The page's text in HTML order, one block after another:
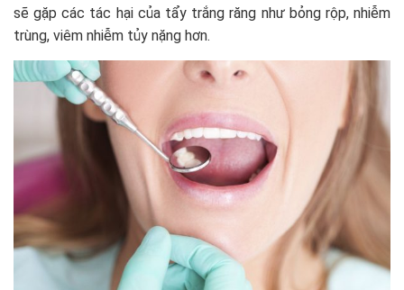
sẽ gặp các tác hại của tẩy trắng răng như bỏng rộp, nhiễm
trùng, viêm nhiễm tủy nặng hơn.